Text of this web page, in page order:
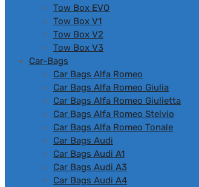
Tow Box EVO
Tow Box V1
Tow Box V2
Tow Box V3
Car-Bags
Car Bags Alfa Romeo
Car Bags Alfa Romeo Giulia
Car Bags Alfa Romeo Giulietta
Car Bags Alfa Romeo Stelvio
Car Bags Alfa Romeo Tonale
Car Bags Audi
Car Bags Audi A1
Car Bags Audi A3
Car Bags Audi A4